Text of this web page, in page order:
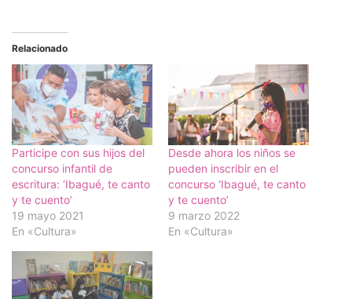
Relacionado
Participe con sus hijos del
concurso infantil de
escritura: ‘Ibagué, te canto
y te cuento’
19 mayo 2021
En «Cultura»
Desde ahora los niños se
pueden inscribir en el
concurso ‘Ibagué, te canto
y te cuento’
9 marzo 2022
En «Cultura»